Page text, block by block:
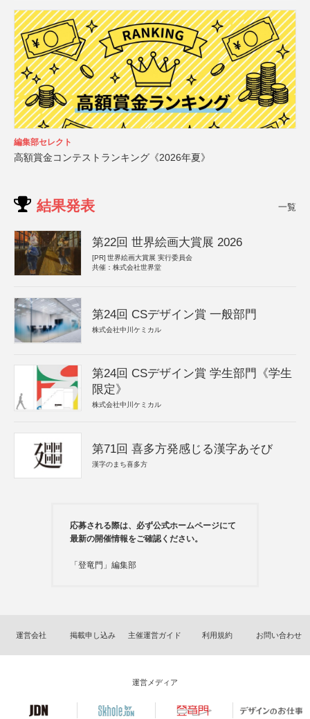
編集部セレクト
高額賞金コンテストランキング《2026年夏》
結果発表 一覧
第22回 世界絵画大賞展 2026
[PR] 世界絵画大賞展 実行委員会
共催：株式会社世界堂
第24回 CSデザイン賞 一般部門
株式会社中川ケミカル
第24回 CSデザイン賞 学生部門《学生
限定》
株式会社中川ケミカル
第71回 喜多方発感じる漢字あそび
漢字のまち喜多方
応募される際は、必ず公式ホームページにて
最新の開催情報をご確認ください。
「登竜門」編集部
運営会社 掲載申し込み 主催運営ガイド 利用規約 お問い合わせ
運営メディア